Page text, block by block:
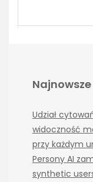
Udział
widoczność
przy każdym
Persony AI
synthetic